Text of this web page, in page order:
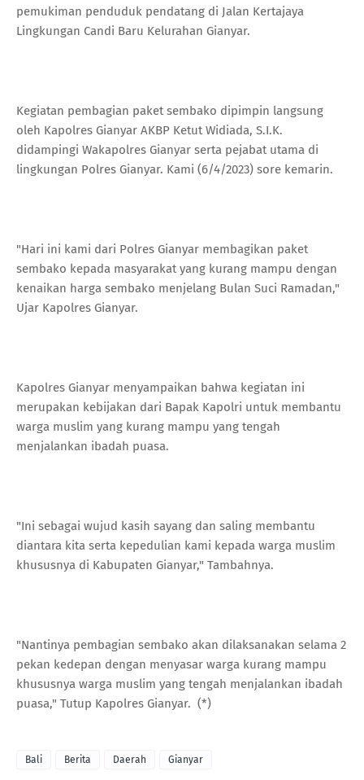
pemukiman penduduk pendatang di Jalan Kertajaya
Lingkungan Candi Baru Kelurahan Gianyar.
Kegiatan pembagian paket sembako dipimpin langsung
oleh Kapolres Gianyar AKBP Ketut Widiada, S.I.K.
didampingi Wakapolres Gianyar serta pejabat utama di
lingkungan Polres Gianyar. Kami (6/4/2023) sore kemarin.
"Hari ini kami dari Polres Gianyar membagikan paket
sembako kepada masyarakat yang kurang mampu dengan
kenaikan harga sembako menjelang Bulan Suci Ramadan,"
Ujar Kapolres Gianyar.
Kapolres Gianyar menyampaikan bahwa kegiatan ini
merupakan kebijakan dari Bapak Kapolri untuk membantu
warga muslim yang kurang mampu yang tengah
menjalankan ibadah puasa.
"Ini sebagai wujud kasih sayang dan saling membantu
diantara kita serta kepedulian kami kepada warga muslim
khususnya di Kabupaten Gianyar," Tambahnya.
"Nantinya pembagian sembako akan dilaksanakan selama 2
pekan kedepan dengan menyasar warga kurang mampu
khususnya warga muslim yang tengah menjalankan ibadah
puasa," Tutup Kapolres Gianyar. (*)
Bali Berita Daerah Gianyar